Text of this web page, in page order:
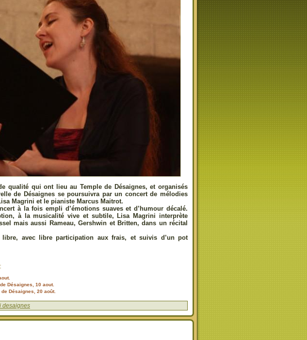
qualité qui ont lieu au Temple de Désaignes, et organisés
de Désaignes se poursuivra par un concert de mélodies
Magrini et le pianiste Marcus Maitrot.
à la fois empli d’émotions suaves et d’humour décalé.
à la musicalité vive et subtile, Lisa Magrini interprète
mais aussi Rameau, Gershwin et Britten, dans un récital
libre, avec libre participation aux frais, et suivis d’un pot
Désaignes, 10 aout.
Désaignes, 20 août.
desaignes